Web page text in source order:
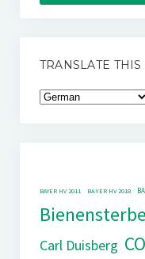
TRANSLATE THIS
BAYER HV 2011 BAYER HV 2018
Carl Duisberg